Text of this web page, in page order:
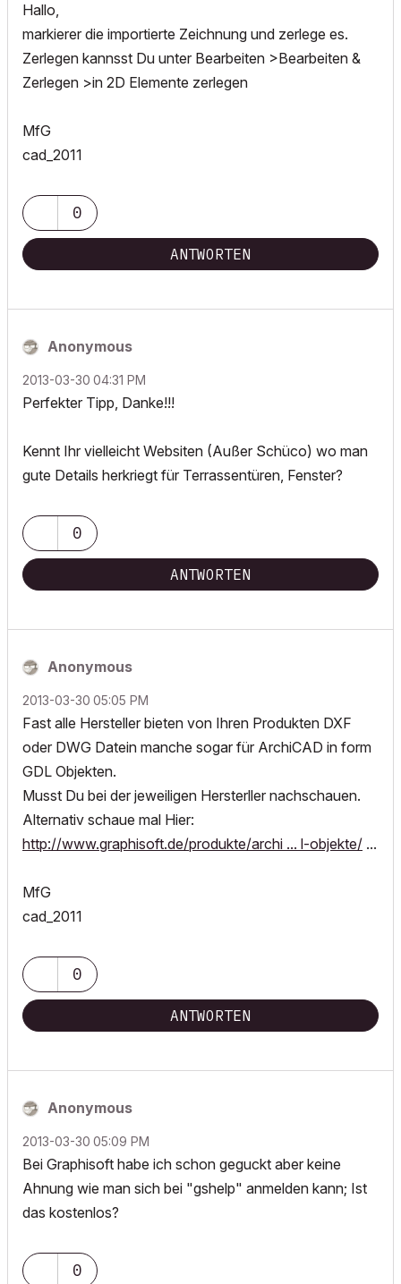
Hallo,
markierer die importierte Zeichnung und zerlege es.
Zerlegen kannsst Du unter Bearbeiten >Bearbeiten &
Zerlegen >in 2D Elemente zerlegen
MfG
cad_2011
0
ANTWORTEN
Anonymous
‎2013-03-30 04:31 PM
Perfekter Tipp, Danke!!!
Kennt Ihr vielleicht Websiten (Außer Schüco) wo man
gute Details herkriegt für Terrassentüren, Fenster?
0
ANTWORTEN
Anonymous
‎2013-03-30 05:05 PM
Fast alle Hersteller bieten von Ihren Produkten DXF
oder DWG Datein manche sogar für ArchiCAD in form
GDL Objekten.
Musst Du bei der jeweiligen Hersterller nachschauen.
Alternativ schaue mal Hier:
http://www.graphisoft.de/produkte/archi ... l-objekte/ ...
MfG
cad_2011
0
ANTWORTEN
Anonymous
‎2013-03-30 05:09 PM
Bei Graphisoft habe ich schon geguckt aber keine
Ahnung wie man sich bei "gshelp" anmelden kann; Ist
das kostenlos?
0